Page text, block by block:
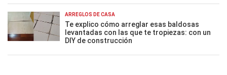
ARREGLOS DE CASA
Te explico cómo arreglar esas baldosas
levantadas con las que te tropiezas: con un
DIY de construcción